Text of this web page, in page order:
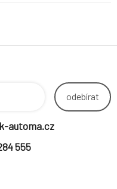
odebírat
automa.cz
555